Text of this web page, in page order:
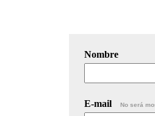
Nombre
E-mail No será